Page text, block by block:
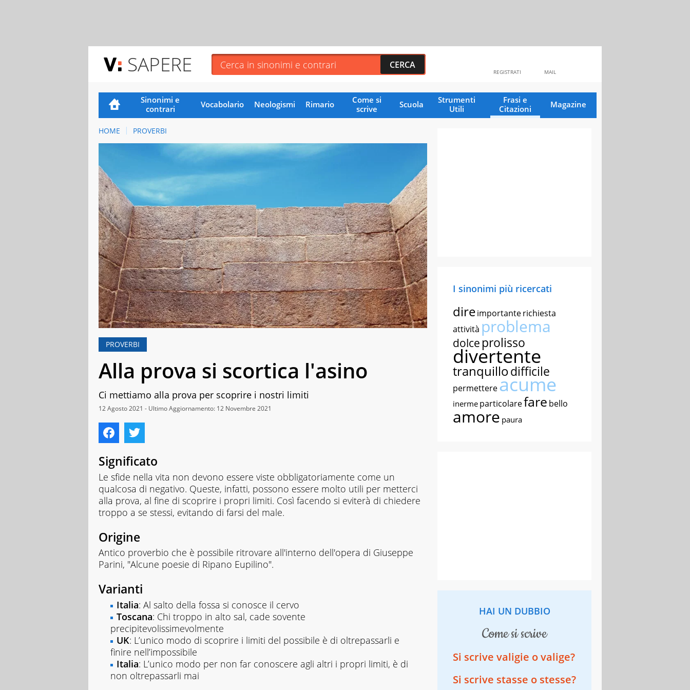
SAPERE MAIL
REGISTRATI
Sinonimi e
contrari
Vocabolario Neologismi Rimario
Come si
scrive
Scuola
Strumenti
Utili
Frasi e
Citazioni
Magazine
HOME PROVERBI
PROVERBI
Alla prova si scortica l'asino
Ci mettiamo alla prova per scoprire i nostri limiti
12 Agosto 2021 - Ultimo Aggiornamento: 12 Novembre 2021
Significato
Le sfide nella vita non devono essere viste obbligatoriamente come un
qualcosa di negativo. Queste, infatti, possono essere molto utili per metterci
alla prova, al fine di scoprire i propri limiti. Così facendo si eviterà di chiedere
troppo a se stessi, evitando di farsi del male.
Origine
Antico proverbio che è possibile ritrovare all'interno dell'opera di Giuseppe
Parini, "Alcune poesie di Ripano Eupilino".
Varianti
Italia: Al salto della fossa si conosce il cervo
Toscana: Chi troppo in alto sal, cade sovente
precipitevolissimevolmente
UK: L’unico modo di scoprire i limiti del possibile è di oltrepassarli e
finire nell’impossibile
Italia: L’unico modo per non far conoscere agli altri i propri limiti, è di
non oltrepassarli mai
I sinonimi più ricercati
direimportanterichiesta
attività problema
dolce prolisso
divertente
tranquillodifficile
permettereacume
inerme particolarefare bello
amore paura
HAI UN DUBBIO
come si scrive
Si scrive valigie o valige?
Si scrive stasse o stesse?